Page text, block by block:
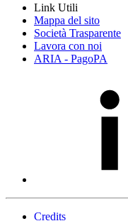
Link Utili
Mappa del sito
Società Trasparente
Lavora con noi
ARIA - PagoPA
Credits